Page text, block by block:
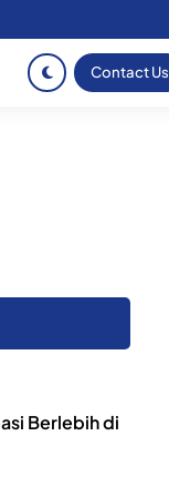
Contact Us
Berlebih di